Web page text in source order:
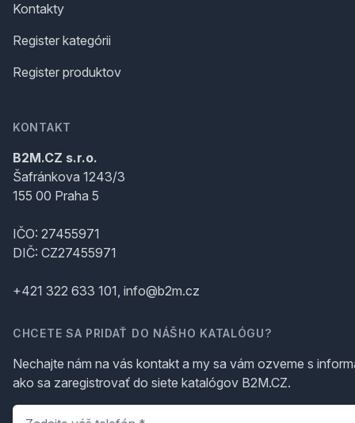
Kontakty
Register kategórii
Register produktov
KONTAKT
B2M.CZ s.r.o.
Šafránkova 1243/3
155 00 Praha 5
IČO: 27455971
DIČ: CZ27455971
+421 322 633 101, info@b2m.cz
CHCETE SA PRIDAŤ DO NÁŠHO KATALÓGU?
Nechajte nám na vás kontakt a my sa vám ozveme s
ako sa zaregistrovať do siete katalógov B2M.CZ.
Telefón